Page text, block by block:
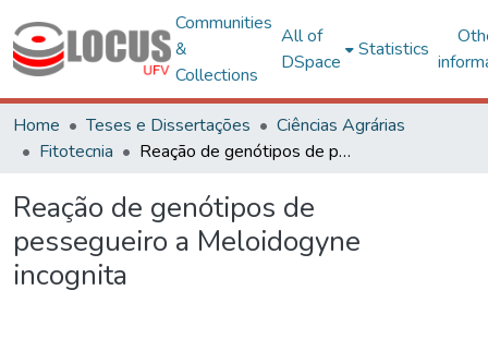
Communities
&
Collections
All of
DSpace
Statistics
Home Teses e Dissertações
Ciências Agrárias
Fitotecnia
Reação de genótipos de pessegueiro a Meloidogyne incognita
Reação de genótipos de
pessegueiro a Meloidogyne
incognita